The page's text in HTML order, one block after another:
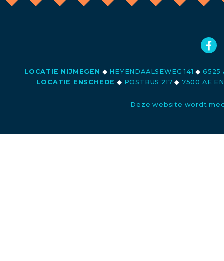
LOCATIE NIJMEGEN ◆ HEYENDAALSEWEG 141◆ 6525
LOCATIE ENSCHEDE ◆ POSTBUS 217◆ 7500 AE
Deze website wordt